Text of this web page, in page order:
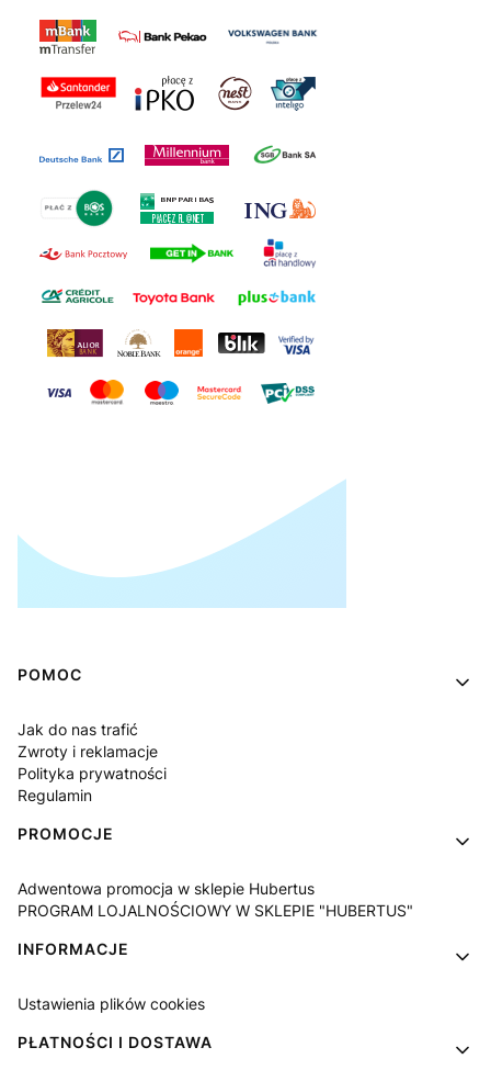
Linki w stopce
POMOC
Jak do nas trafić
Zwroty i reklamacje
Polityka prywatności
Regulamin
PROMOCJE
Adwentowa promocja w sklepie Hubertus
PROGRAM LOJALNOŚCIOWY W SKLEPIE "HUBERTUS"
INFORMACJE
Ustawienia plików cookies
PŁATNOŚCI I DOSTAWA